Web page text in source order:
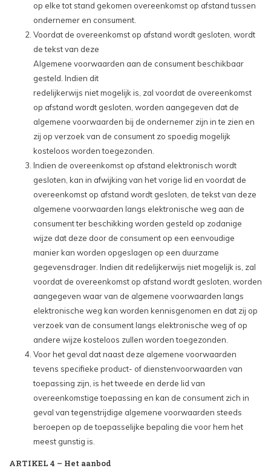
op elke tot stand gekomen overeenkomst op afstand tussen
ondernemer en consument.
Voordat de overeenkomst op afstand wordt gesloten, wordt
de tekst van deze
Algemene voorwaarden aan de consument beschikbaar
gesteld. Indien dit
redelijkerwijs niet mogelijk is, zal voordat de overeenkomst
op afstand wordt gesloten, worden aangegeven dat de
algemene voorwaarden bij de ondernemer zijn in te zien en
zij op verzoek van de consument zo spoedig mogelijk
kosteloos worden toegezonden.
Indien de overeenkomst op afstand elektronisch wordt
gesloten, kan in afwijking van het vorige lid en voordat de
overeenkomst op afstand wordt gesloten, de tekst van deze
algemene voorwaarden langs elektronische weg aan de
consument ter beschikking worden gesteld op zodanige
wijze dat deze door de consument op een eenvoudige
manier kan worden opgeslagen op een duurzame
gegevensdrager. Indien dit redelijkerwijs niet mogelijk is, zal
voordat de overeenkomst op afstand wordt gesloten, worden
aangegeven waar van de algemene voorwaarden langs
elektronische weg kan worden kennisgenomen en dat zij op
verzoek van de consument langs elektronische weg of op
andere wijze kosteloos zullen worden toegezonden.
Voor het geval dat naast deze algemene voorwaarden
tevens specifieke product- of dienstenvoorwaarden van
toepassing zijn, is het tweede en derde lid van
overeenkomstige toepassing en kan de consument zich in
geval van tegenstrijdige algemene voorwaarden steeds
beroepen op de toepasselijke bepaling die voor hem het
meest gunstig is.
ARTIKEL 4 – Het aanbod